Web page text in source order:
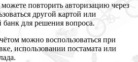
повторить авторизацию через
другой картой или
банк для решения вопроса.
можно воспользоваться при
использовании постамата или